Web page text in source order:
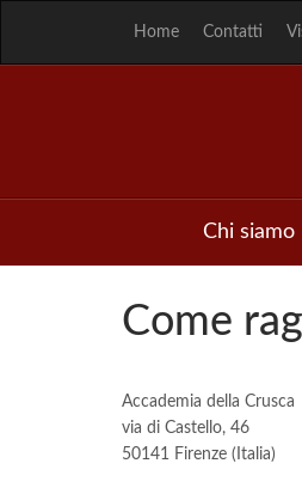
Home Contatti
Chi siamo
Come
Accademia della Crusca
via di Castello, 46
50141 Firenze (Italia)